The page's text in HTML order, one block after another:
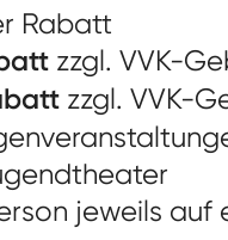
Rabatt
zzgl. VVK-
zzgl. VVK-
jeweils auf